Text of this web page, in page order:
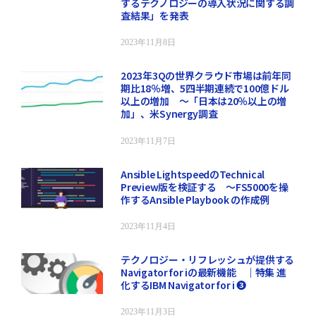
査結果」を発表
2023年11月8日
2023年3Qの世界クラウド市場は前年同
期比18％増、5四半期連続で100億ドル
以上の増加 ～「日本は20％以上の増
加」、米Synergy調査
2023年11月7日
Ansible LightspeedのTechnical
Preview版を検証する ～FS5000を操
作するAnsible Playbook の作成例
2023年11月4日
テクノロジー・リフレッシュが提供する
Navigator for iの最新機能 ｜特集 進
化するIBM Navigator for i ❸
2023年11月3日